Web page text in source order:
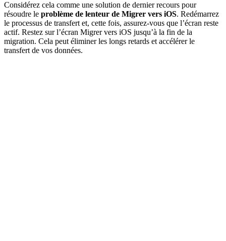
Considérez cela comme une solution de dernier recours pour
résoudre le problème de lenteur de Migrer vers iOS. Redémarrez
le processus de transfert et, cette fois, assurez-vous que l’écran reste
actif. Restez sur l’écran Migrer vers iOS jusqu’à la fin de la
migration. Cela peut éliminer les longs retards et accélérer le
transfert de vos données.